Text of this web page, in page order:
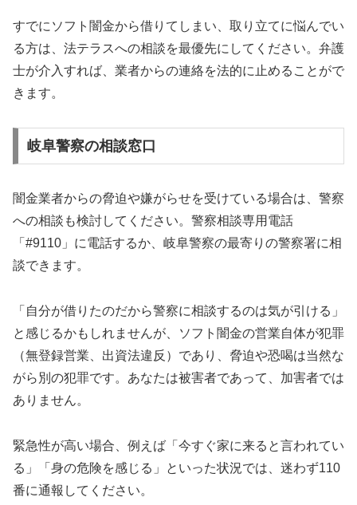
すでにソフト闇金から借りてしまい、取り立てに悩んでい
る方は、法テラスへの相談を最優先にしてください。弁護
士が介入すれば、業者からの連絡を法的に止めることがで
きます。
岐阜警察の相談窓口
闇金業者からの脅迫や嫌がらせを受けている場合は、警察
への相談も検討してください。警察相談専用電話
「#9110」に電話するか、岐阜警察の最寄りの警察署に相
談できます。
「自分が借りたのだから警察に相談するのは気が引ける」
と感じるかもしれませんが、ソフト闇金の営業自体が犯罪
（無登録営業、出資法違反）であり、脅迫や恐喝は当然な
がら別の犯罪です。あなたは被害者であって、加害者では
ありません。
緊急性が高い場合、例えば「今すぐ家に来ると言われてい
る」「身の危険を感じる」といった状況では、迷わず110
番に通報してください。